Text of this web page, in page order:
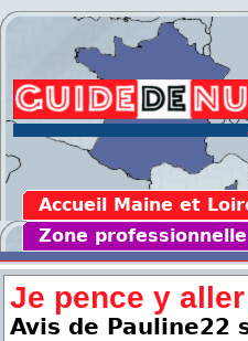
Accueil Maine et
Zone professionnelle
Je pence y
Avis de Pauline22